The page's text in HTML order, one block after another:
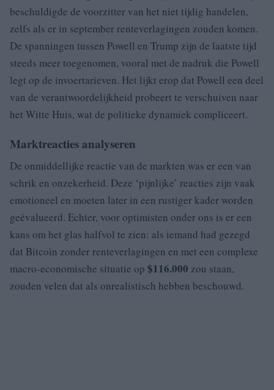
beschuldigde de voorzitter van het niet tijdig handelen,
zelfs als er in september renteverlagingen zouden komen.
De spanningen tussen Powell en Trump zijn de laatste tijd
steeds meer toegenomen, vooral met de nadruk die Powell
legt op de invoertarieven. Het lijkt erop dat Powell een deel
van de verantwoordelijkheid probeert te verschuiven naar
het Witte Huis, wat de politieke dynamiek compliceert.
Marktreacties analyseren
De onmiddellijke reactie van de markten was er een van
schrik en onzekerheid. Deze ‘pijnlijke’ reacties zijn vaak
emotioneel en moeten later in een rustiger kader worden
geëvalueerd. Echter, voor optimisten onder ons is er een
kans om het glas halfvol te zien: als iemand had gezegd
dat Bitcoin zonder renteverlagingen en met een complexe
macro-economische situatie op $116.000 zou staan,
zouden velen dat als onrealistisch hebben beschouwd.